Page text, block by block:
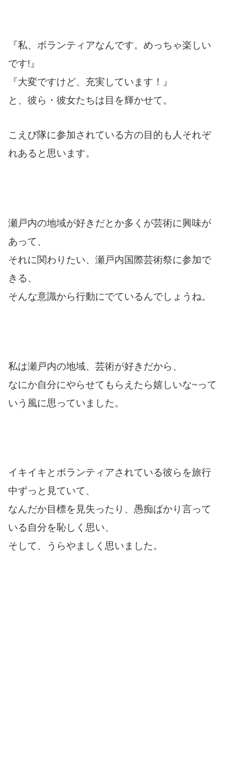
『私、ボランティアなんです。めっちゃ楽しい
です!』
『大変ですけど、充実しています！』
と、彼ら・彼女たちは目を輝かせて。
こえび隊に参加されている方の目的も人それぞ
れあると思います。
瀬戸内の地域が好きだとか多くが芸術に興味が
あって、
それに関わりたい、瀬戸内国際芸術祭に参加で
きる、
そんな意識から行動にでているんでしょうね。
私は瀬戸内の地域、芸術が好きだから、
なにか自分にやらせてもらえたら嬉しいな~って
いう風に思っていました。
イキイキとボランティアされている彼らを旅行
中ずっと見ていて、
なんだか目標を見失ったり、愚痴ばかり言って
いる自分を恥しく思い、
そして、うらやましく思いました。